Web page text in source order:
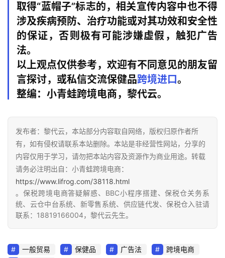
取得“蓝帽子”标志的，相关宣传内容中也不得
涉及疾病预防、治疗功能或对其功效和安全性
的保证，否则极有可能涉嫌虚假，触犯广告
法。
以上观点仅供参考，欢迎有不同意见的朋友留
言探讨，或私信交流保健品跨境进口。
整编：小青蛙跨境电商，黎代云。
发布者：黎代云，本站部分内容取自网络，版权归原作者所
有，如有侵权请联系本站删除。本站是非经营性网站，分享的
内容仅用于学习，请勿把本站内容及资源作为商业用途。转载
请务必注明出自：小青蛙跨境电商：
https://www.lifrog.com/38118.html
。保税跨境电商答疑解惑、BBC小程序搭建、保税仓关务系
统、云仓中台系统、新零售系统、供应链代发、保税仓入驻请
联系：18819166004，黎代云先生。
一般贸易 保健品 广告法
跨境电商